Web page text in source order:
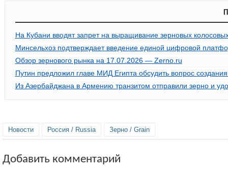
На Кубани вводят запрет на выращивание зерновых
Минсельхоз подтверждает введение единой цифровой
Обзор зернового рынка на 17.07.2026 — Zerno.ru
Путин предложил главе МИД Египта обсудить вопрос
Из Азербайджана в Армению транзитом отправили зерно и
Новости Россия / Russia Зерно / Grain
Добавить комментарий